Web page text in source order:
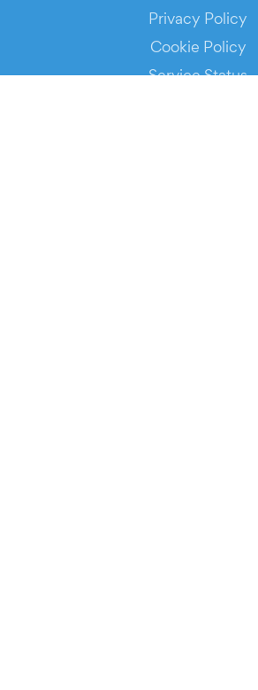
Privacy Policy
Cookie Policy
Service Status